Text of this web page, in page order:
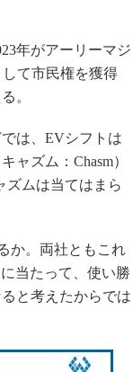
年がアーリーマジ
て市民権を獲得
。
は、EVシフトは
ャズム：Chasm）
ズムは当てはまら
か。両社ともこれ
当たって、使い勝
と考えたからでは